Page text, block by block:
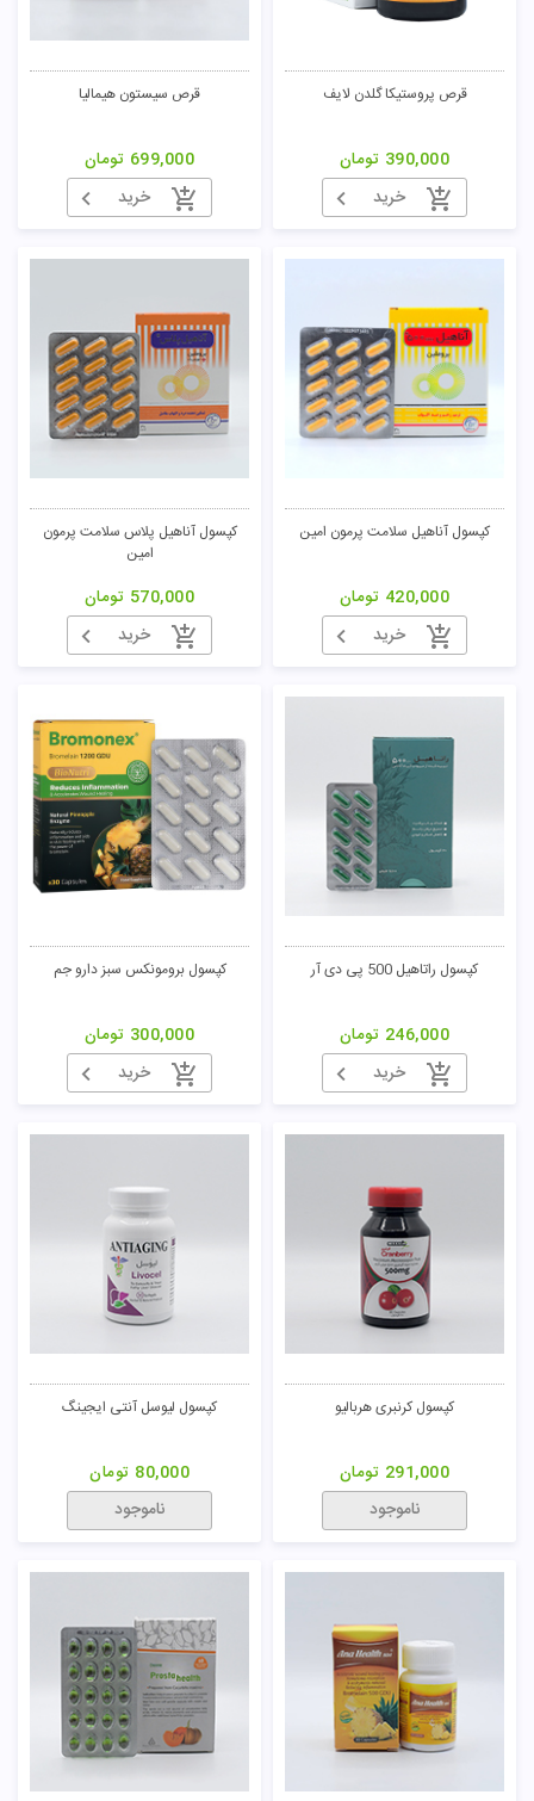
قرص پروستیکا گلدن لایف
390,000 تومان
خرید
قرص سیستون هیمالیا
699,000 تومان
خرید
کپسول آناهیل سلامت پرمون امین
420,000 تومان
خرید
کپسول آناهیل پلاس سلامت پرمون
امین
570,000 تومان
خرید
کپسول راتاهیل 500 پی دی آر
246,000 تومان
خرید
کپسول برومونکس سبز دارو جم
300,000 تومان
خرید
کپسول کرنبری هربالیو
291,000 تومان
ناموجود
کپسول لیوسل آنتی ایجینگ
80,000 تومان
ناموجود
تومان